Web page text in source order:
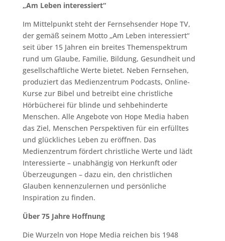
„Am Leben interessiert“
Im Mittelpunkt steht der Fernsehsender Hope TV,
der gemäß seinem Motto „Am Leben interessiert“
seit über 15 Jahren ein breites Themenspektrum
rund um Glaube, Familie, Bildung, Gesundheit und
gesellschaftliche Werte bietet. Neben Fernsehen,
produziert das Medienzentrum Podcasts, Online-
Kurse zur Bibel und betreibt eine christliche
Hörbücherei für blinde und sehbehinderte
Menschen. Alle Angebote von Hope Media haben
das Ziel, Menschen Perspektiven für ein erfülltes
und glückliches Leben zu eröffnen. Das
Medienzentrum fördert christliche Werte und lädt
Interessierte – unabhängig von Herkunft oder
Überzeugungen – dazu ein, den christlichen
Glauben kennenzulernen und persönliche
Inspiration zu finden.
Über 75 Jahre Hoffnung
Die Wurzeln von Hope Media reichen bis 1948